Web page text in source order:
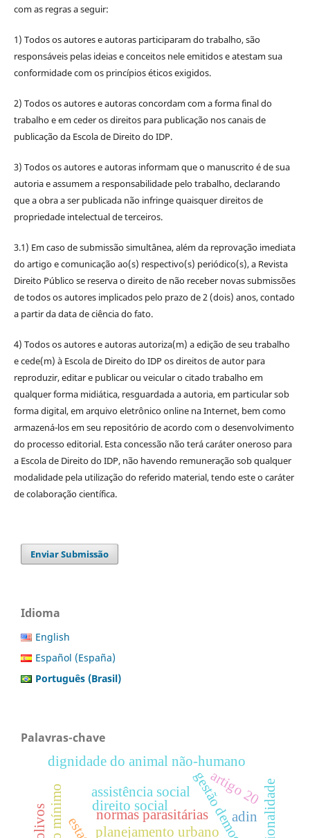
com as regras a seguir:
1) Todos os autores e autoras participaram do trabalho, são
responsáveis pelas ideias e conceitos nele emitidos e atestam sua
conformidade com os princípios éticos exigidos.
2) Todos os autores e autoras concordam com a forma final do
trabalho e em ceder os direitos para publicação nos canais de
publicação da Escola de Direito do IDP.
3) Todos os autores e autoras informam que o manuscrito é de sua
autoria e assumem a responsabilidade pelo trabalho, declarando
que a obra a ser publicada não infringe quaisquer direitos de
propriedade intelectual de terceiros.
3.1) Em caso de submissão simultânea, além da reprovação imediata
do artigo e comunicação ao(s) respectivo(s) periódico(s), a Revista
Direito Público se reserva o direito de não receber novas submissões
de todos os autores implicados pelo prazo de 2 (dois) anos, contado
a partir da data de ciência do fato.
4) Todos os autores e autoras autoriza(m) a edição de seu trabalho
e cede(m) à Escola de Direito do IDP os direitos de autor para
reproduzir, editar e publicar ou veicular o citado trabalho em
qualquer forma midiática, resguardada a autoria, em particular sob
forma digital, em arquivo eletrônico online na Internet, bem como
armazená-los em seu repositório de acordo com o desenvolvimento
do processo editorial. Esta concessão não terá caráter oneroso para
a Escola de Direito do IDP, não havendo remuneração sob qualquer
modalidade pela utilização do referido material, tendo este o caráter
de colaboração científica.
Enviar Submissão
Idioma
English
Español (España)
Português (Brasil)
Palavras-chave
planejamento urbano
dignidade do animal não-humano
normas parasitárias
direito social
assistência social artigo 20
adin